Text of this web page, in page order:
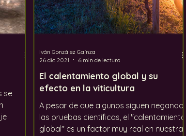
se
El calentamiento global y su
efecto en la viticultura
A pesar de que algunos siguen negando
las pruebas científicas, el "calentamiento
global" es un factor muy real en nuestras
Iván González Gaínza
26 dic 2021
6 min de lectura